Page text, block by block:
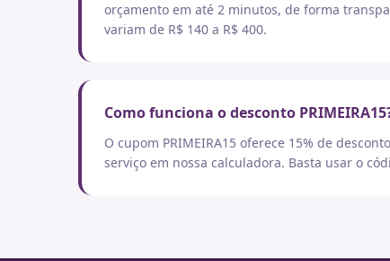
orçamento em até 2 minutos, de forma
variam de R$ 140 a R$ 400.
Como funciona o desconto
O cupom PRIMEIRA15 oferece 15% de
serviço em nossa calculadora. Basta usar o